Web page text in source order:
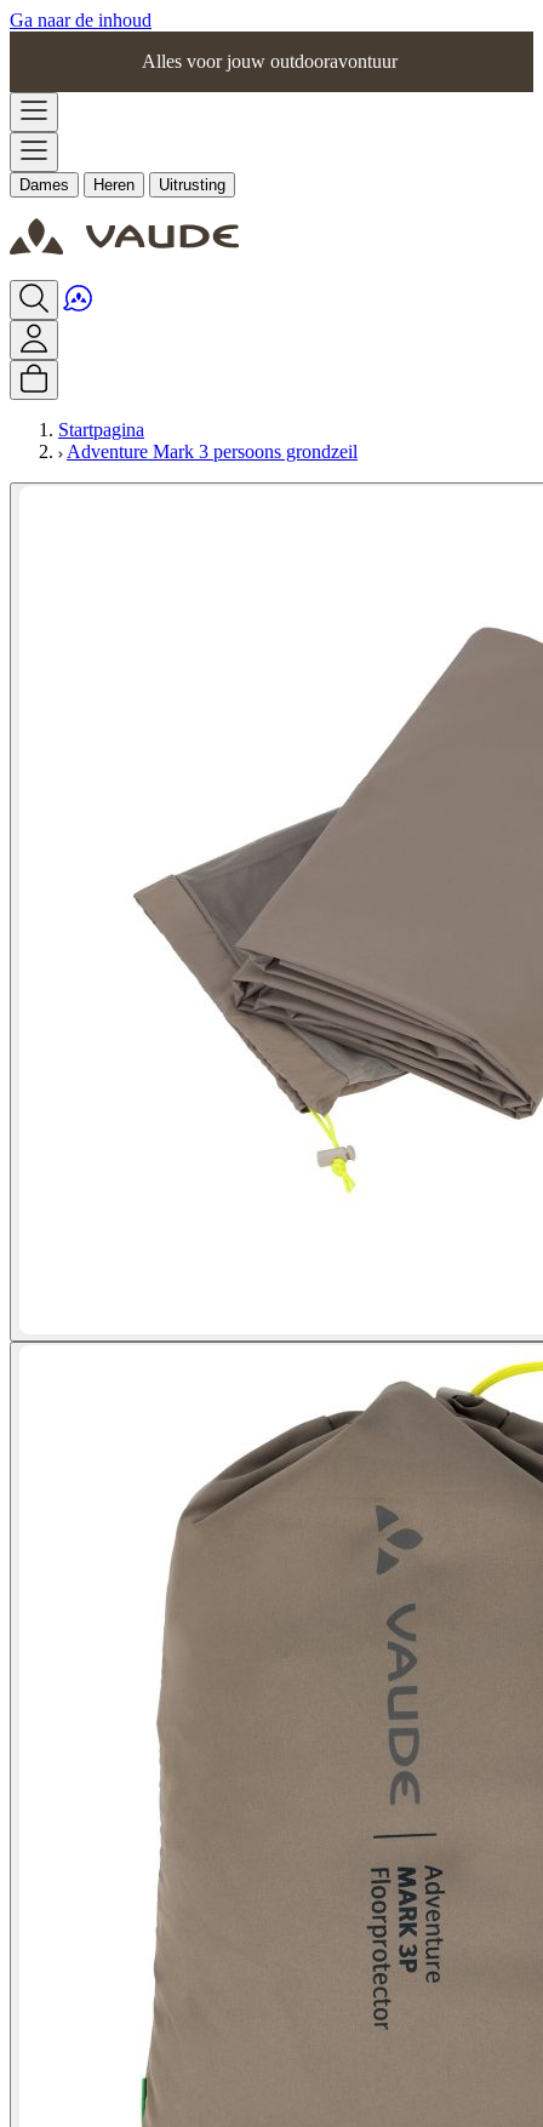
Ga naar de inhoud
Alles voor jouw outdooravontuur
Dames Heren Uitrusting
Startpagina
Adventure Mark 3 persoons grondzeil